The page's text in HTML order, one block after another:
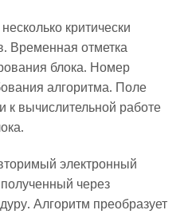
критически
Временная отметка
блока. Номер
алгоритма. Поле
к вычислительной работе
электронный
через
Алгоритм преобразует